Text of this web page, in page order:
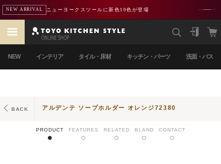
NEW ARRIVAL ニューヨークスツールに新色10色が登場
NEW インテリア タイル・床材 キッチン・パーツ 洗面・バス
BACK アルデンテ ソープホルダー オレンジ72380
PRODUCT FEATURES RELATED BLAND CONTACT